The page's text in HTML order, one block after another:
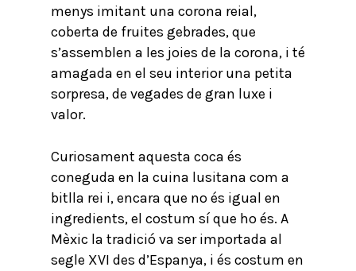
menys imitant una corona reial,
coberta de fruites gebrades, que
s’assemblen a les joies de la corona, i té
amagada en el seu interior una petita
sorpresa, de vegades de gran luxe i
valor.
Curiosament aquesta coca és
coneguda en la cuina lusitana com a
bitlla rei i, encara que no és igual en
ingredients, el costum sí que ho és. A
Mèxic la tradició va ser importada al
segle XVI des d’Espanya, i és costum en